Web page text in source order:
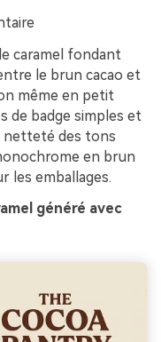
caramel fondant
le brun cacao et
même en petit
de badge simples et
netteté des tons
en brun
les emballages.
généré avec